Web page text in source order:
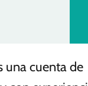
una cuenta de